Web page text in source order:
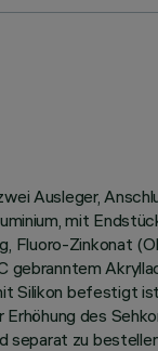
Ausleger,
mit
Fluoro-Zinkonat
gebranntem
Silikon befestigt
des
separat zu